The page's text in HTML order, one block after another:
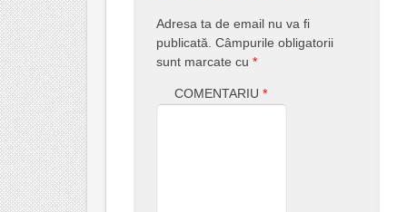
Adresa ta de email nu va fi
publicată. Câmpurile obligatorii
sunt marcate cu *
COMENTARIU *